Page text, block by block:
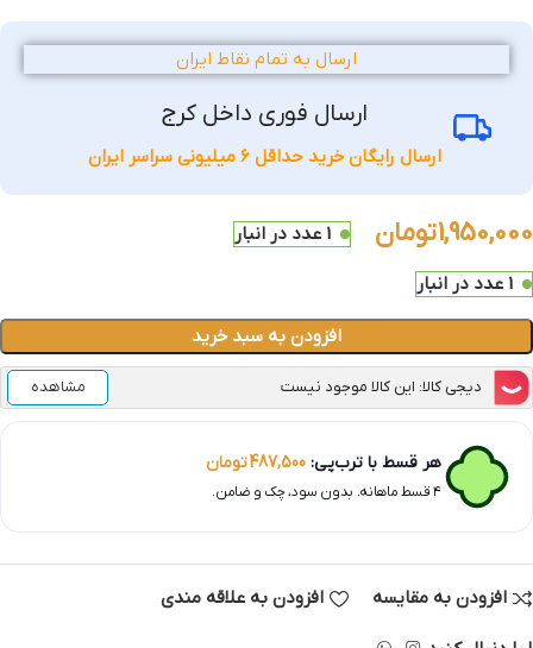
ارسال به تمام نقاط ایران
ارسال فوری داخل کرج
ارسال رایگان خرید حداقل 6 میلیونی سراسر ایران
1,950,000تومان 1 عدد در انبار
1 عدد در انبار
افزودن به سبد خرید
دیجی کالا: این کالا موجود نیست مشاهده
هر قسط با ترب‌پی: 487,500تومان
۴ قسط ماهانه. بدون سود، چک و ضامن.
افزودن به مقایسه افزودن به علاقه مندی